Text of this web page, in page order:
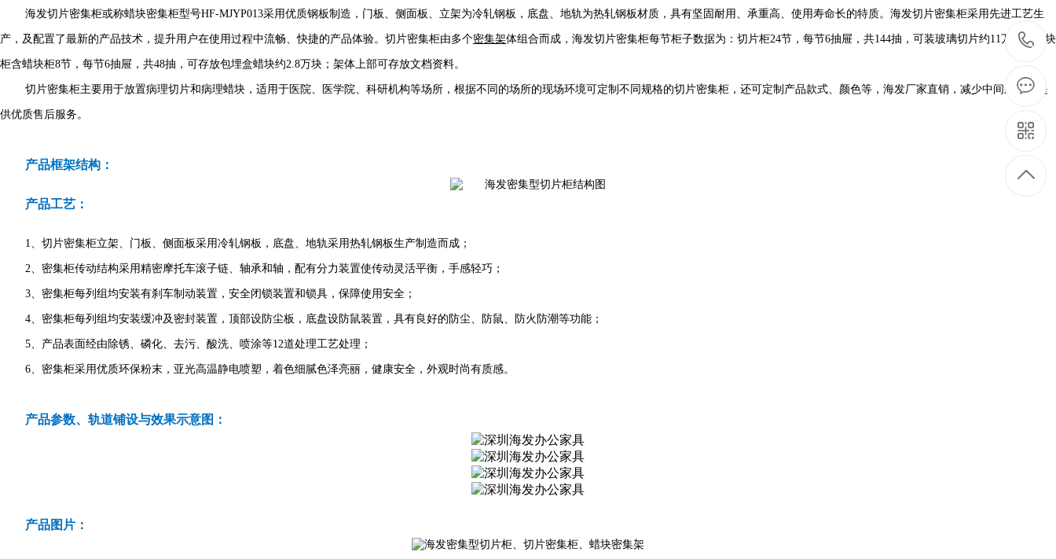
海发切片密集柜或称蜡块密集柜型号HF-MJYP013采用优质钢板制造，门板、侧面板、立架为冷轧钢板，底盘、地轨为热轧钢板材质，具有坚固耐用、承重高、使用寿命长的特质。海发切片密集柜采用先进工艺生
产，及配置了最新的产品技术，提升用户在使用过程中流畅、快捷的产品体验。切片密集柜由多个密集架体组合而成，海发切片密集柜每节柜子数据为：切片柜24节，每节6抽屉，共144抽，可装玻璃切片约11万片；蜡块
柜含蜡块柜8节，每节6抽屉，共48抽，可存放包埋盒蜡块约2.8万块；架体上部可存放文档资料。
切片密集柜主要用于放置病理切片和病理蜡块，适用于医院、医学院、科研机构等场所，根据不同的场所的现场环境可定制不同规格的切片密集柜，还可定制产品款式、颜色等，海发厂家直销，减少中间差价，提
供优质售后服务。
产品框架结构：
产品工艺：
1、切片密集柜立架、门板、侧面板采用冷轧钢板，底盘、地轨采用热轧钢板生产制造而成；
2、密集柜传动结构采用精密摩托车滚子链、轴承和轴，配有分力装置使传动灵活平衡，手感轻巧；
3、密集柜每列组均安装有刹车制动装置，安全闭锁装置和锁具，保障使用安全；
4、密集柜每列组均安装缓冲及密封装置，顶部设防尘板，底盘设防鼠装置，具有良好的防尘、防鼠、防火防潮等功能；
5、产品表面经由除锈、磷化、去污、酸洗、喷涂等12道处理工艺处理；
6、密集柜采用优质环保粉末，亚光高温静电喷塑，着色细腻色泽亮丽，健康安全，外观时尚有质感。
产品参数、轨道铺设与效果示意图：
产品图片：